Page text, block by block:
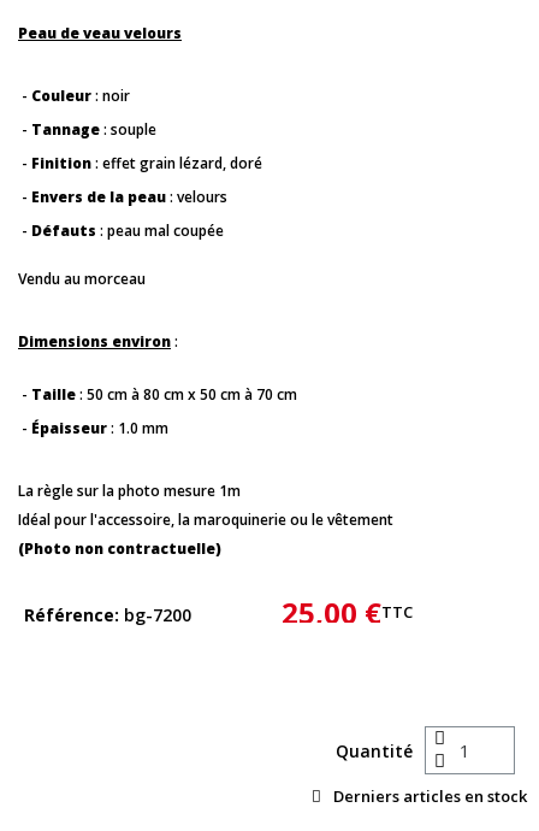
Peau de veau velours
- Couleur: noir
- Tannage: souple
- Finition: effet grain lézard, doré
- Envers de la peau: velours
- Défauts : peau mal coupée
Vendu au morceau
Dimensions environ:
- Taille: 50 cm à 80 cm x 50 cm à 70 cm
- Épaisseur: 1.0 mm
La règle sur la photo mesure 1m
Idéal pour l'accessoire, la maroquinerie ou le vêtement
(Photo non contractuelle)
Référence bg-7200 25,00 €TTC
Quantité
Derniers articles en stock